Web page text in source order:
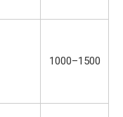
1000–1500